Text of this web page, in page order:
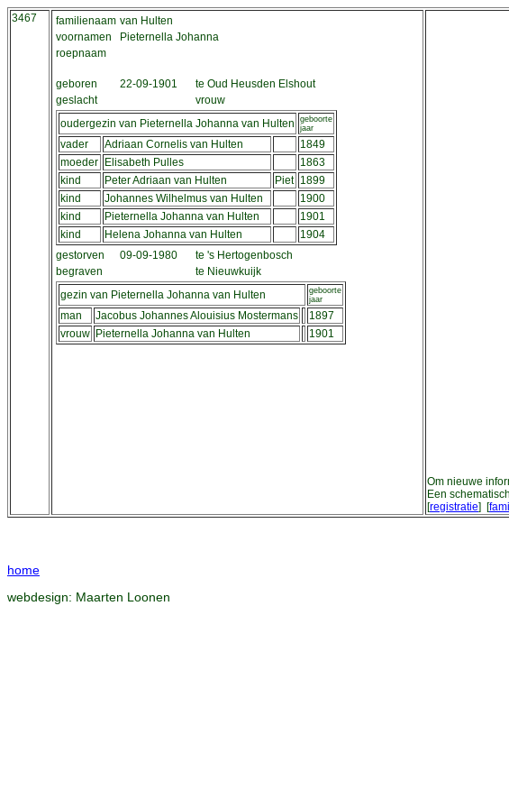
3467 familienaam van Hulten
voornamen
Pieternella Johanna
roepnaam
geboren 22-09-1901
te Oud Heusden Elshout
geslacht
vrouw
oudergezin van Pieternella Johanna van Hulten
geboorte
jaar
vader Adriaan Cornelis van Hulten
1849
moeder
Elisabeth Pulles
1863
kind
Peter Adriaan van Hulten Piet 1899
kind
Johannes Wilhelmus van Hulten
1900
kind
Pieternella Johanna van Hulten
1901
kind
Helena Johanna van Hulten
1904
gestorven
09-09-1980
te 's Hertogenbosch
begraven
te Nieuwkuijk
gezin van Pieternella Johanna van Hulten
geboorte
jaar
man Jacobus Johannes Alouisius Mostermans
1897
vrouw Pieternella Johanna van Hulten 1901
Om nieuwe
Een
[registratie] [
home
webdesign: Maarten Loonen